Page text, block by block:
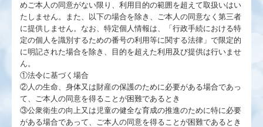
めご本人の同意がない限り、利用目的の範囲を超えて取扱いはい
たしません。また、以下の場合を除き、ご本人の同意なく第三者
に提供しません。なお、特定個人情報は、「行政手続における特
定の個人を識別するための番号の利用等に関する法律」で限定的
に明記された場合を除き、目的を超えた利用及び提供は行いませ
ん。
①法令に基づく場合
②人の生命、身体又は財産の保護のために必要がある場合であっ
て、ご本人の同意を得ることが困難であるとき
③公衆衛生の向上又は児童の健全な育成の推進のために特に必要
がある場合であって、ご本人の同意を得ることが困難であるとき